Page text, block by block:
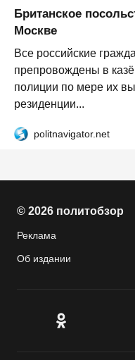
Британское
Москве
Все российские
препровождены в
полиции по мере их
резиденции...
politnavigator.net
© 2026 политобзор
Реклама
Об издании